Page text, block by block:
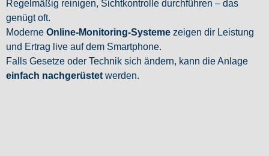
Regelmäßig reinigen, Sichtkontrolle durchführen – das
genügt oft.
Moderne Online-Monitoring-Systeme zeigen dir Leistung
und Ertrag live auf dem Smartphone.
Falls Gesetze oder Technik sich ändern, kann die Anlage
einfach nachgerüstet werden.